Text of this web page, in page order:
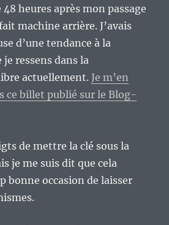
heures après mon passage
machine arrière. J’avais
d’une tendance à la
ressens dans la
actuellement. Je m’en
ce billet publié sur le Blog-
de mettre la clé sous la
je me suis dit que cela
bonne occasion de laisser